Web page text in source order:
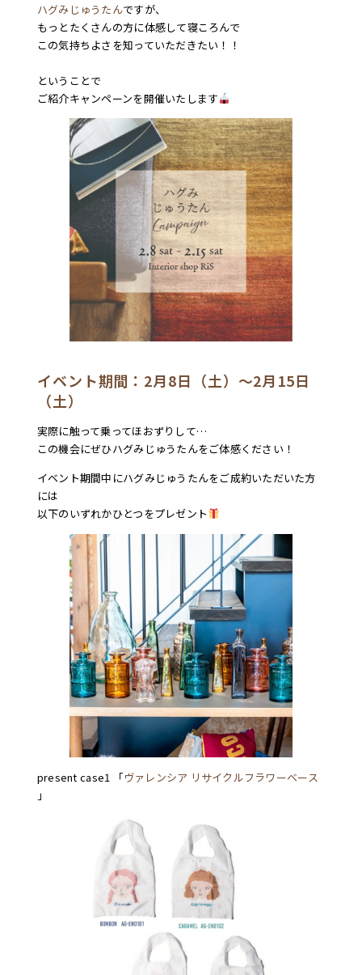
ハグみじゅうたんですが、
もっとたくさんの方に体感して寝ころんで
この気持ちよさを知っていただきたい！！
ということで
ご紹介キャンペーンを開催いたします
イベント期間：2月8日（土）～2月15日
（土）
実際に触って乗ってほおずりして…
この機会にぜひハグみじゅうたんをご体感ください！
イベント期間中にハグみじゅうたんをご成約いただいた方
には
以下のいずれかひとつをプレゼント
present case1 「ヴァレンシア リサイクルフラワーベース
」